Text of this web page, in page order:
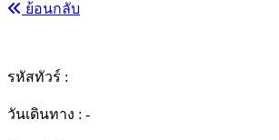
ย้อนกลับ
รหัสทัวร์ :
วันเดินทาง : -